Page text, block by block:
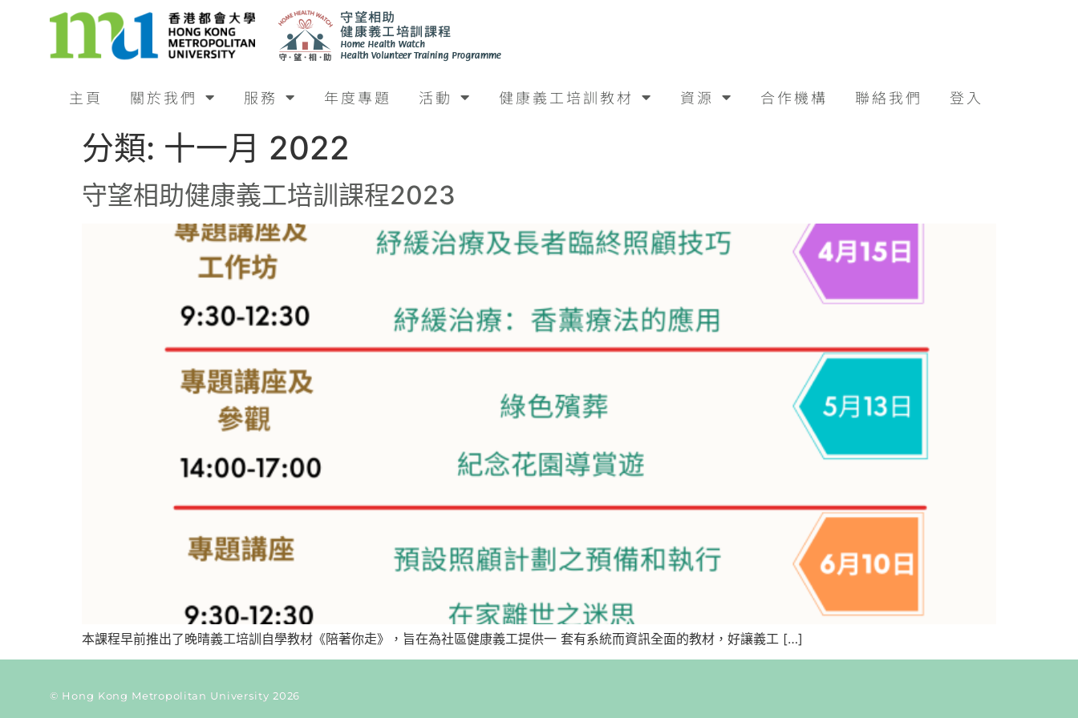
主頁 關於我們 服務 年度專題 活動 健康義工培訓教材 資源 合作機構 聯絡我們 登入
分類: 十一月 2022
守望相助健康義工培訓課程2023
本課程早前推出了晚晴義工培訓自學教材《陪著你走》，旨在為社區健康義工提供一 套有系統而資訊全面的教材，好讓義工 […]
© Hong Kong Metropolitan University 2026
Current Taxonomy: